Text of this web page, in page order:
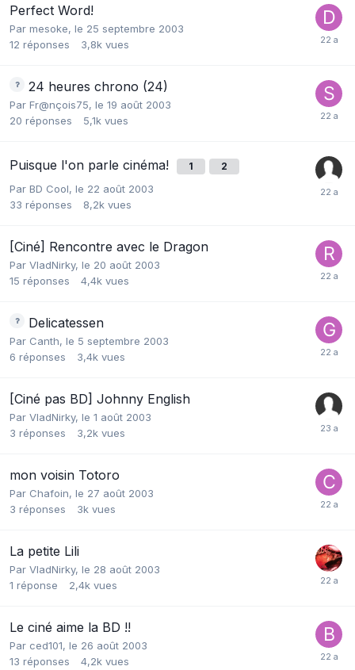
Perfect Word!
Par mesoke, le 25 septembre 2003
12 réponses 3,8k vues
24 heures chrono (24)
Par Fr@nçois75, le 19 août 2003
20 réponses 5,1k vues
Puisque l'on parle cinéma! 1 2
Par BD Cool, le 22 août 2003
33 réponses 8,2k vues
[Ciné] Rencontre avec le Dragon
Par VladNirky, le 20 août 2003
15 réponses 4,4k vues
Delicatessen
Par Canth, le 5 septembre 2003
6 réponses 3,4k vues
[Ciné pas BD] Johnny English
Par VladNirky, le 1 août 2003
3 réponses 3,2k vues
mon voisin Totoro
Par Chafoin, le 27 août 2003
3 réponses 3k vues
La petite Lili
Par VladNirky, le 28 août 2003
1 réponse 2,4k vues
Le ciné aime la BD !!
Par ced101, le 26 août 2003
13 réponses 4,2k vues